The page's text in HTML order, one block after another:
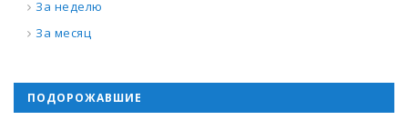
За неделю
За месяц
ПОДОРОЖАВШИЕ